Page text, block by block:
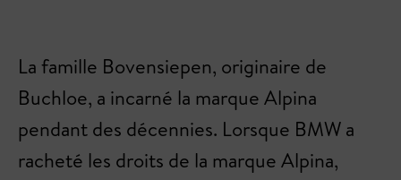
La famille Bovensiepen, originaire de
Buchloe, a incarné la marque Alpina
pendant des décennies. Lorsque BMW a
racheté les droits de la marque Alpina,